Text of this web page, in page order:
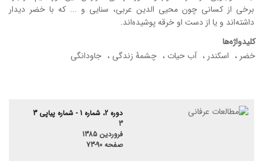
برخی از کسانی چون محیی الدین عربی، سنایی و ... که با خضر دیدار
داشته‌اند و یا از دست او خرقه پوشیده‌اند.
کلیدواژه‌ها
خضر
اسکندر آب حیات چشمۀ زندگی جاودانگی
دوره 2، شماره 1 - شماره پیاپی 3
3
فروردین 1385
صفحه 73-90